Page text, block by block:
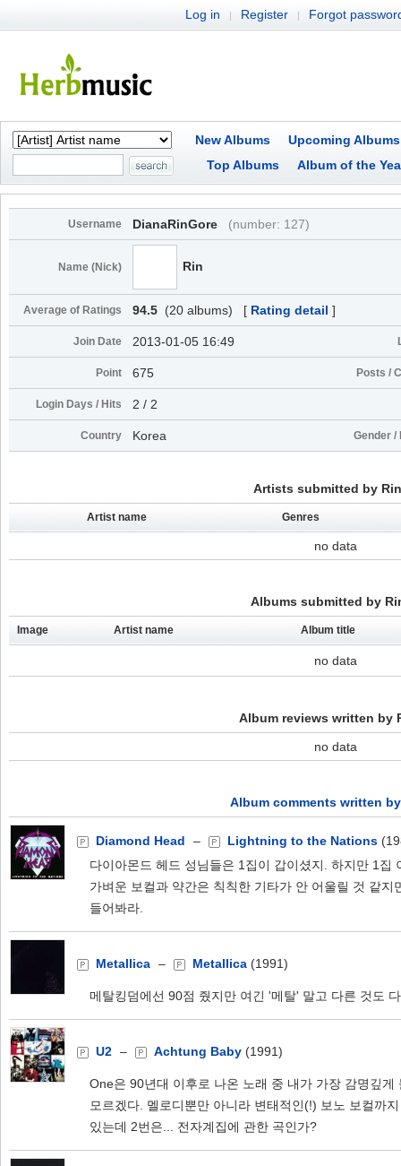
Log in | Register | Forgot
New Albums
Upcoming Albums
Top Albums
Album of the
Username DianaRinGore (number: 127)
Name (Nick) Rin
Average of Ratings 94.5 (20 albums) [ Rating detail ]
Join Date 2013-01-05 16:49
Point 675 Posts /
Login Days / Hits 2 / 2
Country Korea Gender /
Artists submitted by Rin
Artist name Genres
no data
Albums submitted by
Image Artist name Album title
no data
Album reviews written by
no data
Album comments written
Diamond Head – Lightning to the Nations
다이아몬드 헤드 성님들은 1집이 갑이셨지. 하지만 1집
가벼운 보컬과 약간은 칙칙한 기타가 안 어울릴 것 같
들어봐라.
Metallica – Metallica (1991)
메탈킹덤에선 90점 줬지만 여긴 '메탈' 말고 다른 것도
U2 – Achtung Baby (1991)
One은 90년대 이후로 나온 노래 중 내가 가장 감명깊
모르겠다. 멜로디뿐만 아니라 변태적인(!) 보노 보컬까
있는데 2번은... 전자계집에 관한 곡인가?